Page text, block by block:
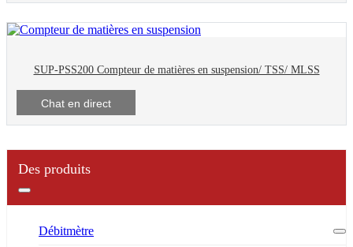
SUP-PSS200 Compteur de matières en suspension/ TSS/ MLSS
Chat en direct
Des produits
Débitmètre